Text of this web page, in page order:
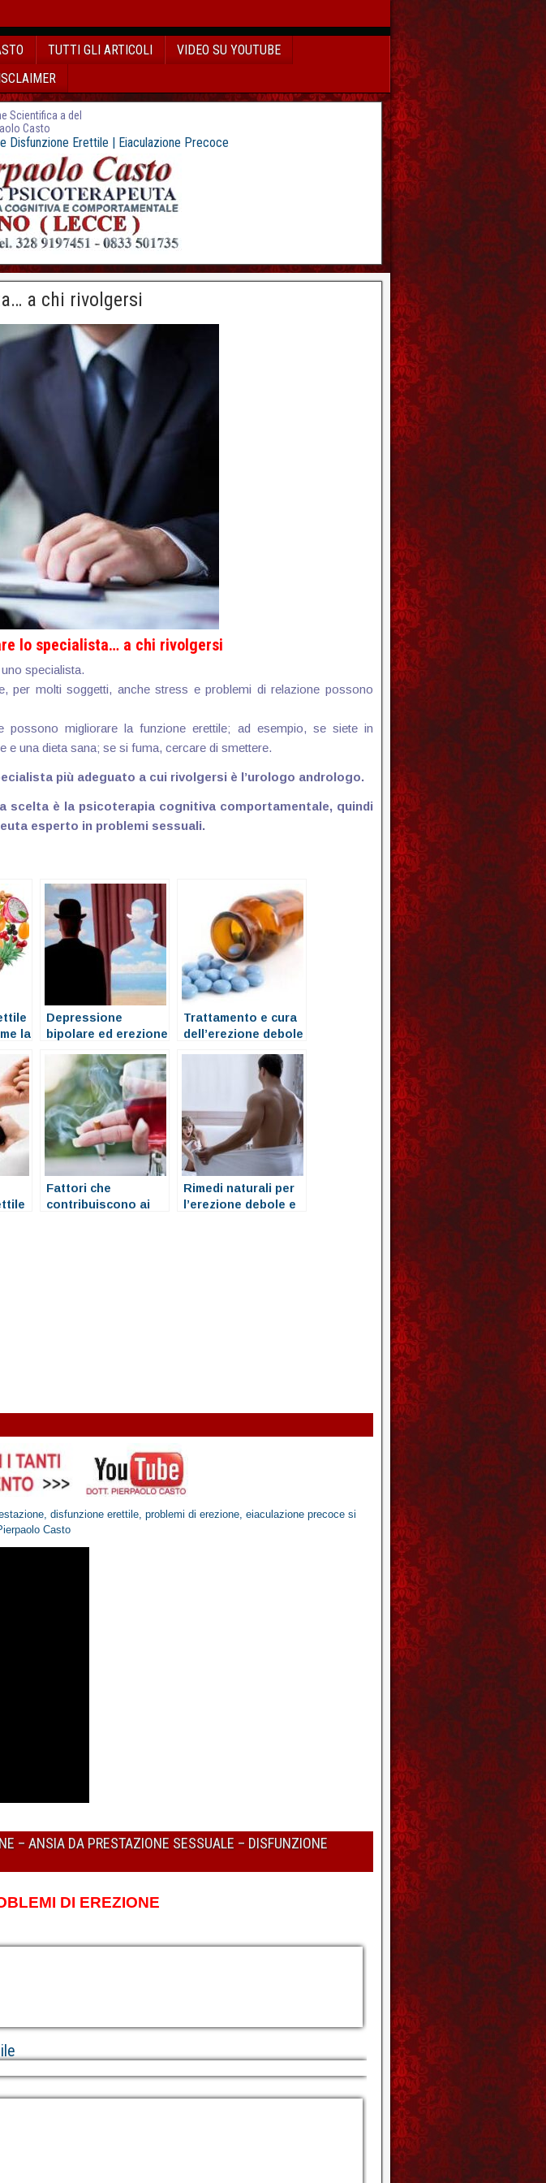
TUTTI GLI ARTICOLI
VIDEO SU YOUTUBE
Scientifica a del
Casto
Disfunzione Erettile | Eiaculazione Precoce
a chi rivolgersi
lo specialista… a chi rivolgersi
specialista.
per molti soggetti, anche stress e problemi di relazione possono
migliorare la funzione erettile; ad esempio, se siete in
una dieta sana; se si fuma, cercare di smettere.
più adeguato a cui rivolgersi è l’urologo andrologo.
scelta è la psicoterapia cognitiva comportamentale, quindi
esperto in problemi sessuali.
la
Depressione
bipolare ed erezione
Trattamento e cura
dell’erezione debole
erettile con i farmaci
Fattori che
contribuiscono ai
Rimedi naturali per
l’erezione debole e
disfunzione erettile, problemi di erezione, eiaculazione precoce si
Casto
– ANSIA DA PRESTAZIONE SESSUALE – DISFUNZIONE
DI EREZIONE